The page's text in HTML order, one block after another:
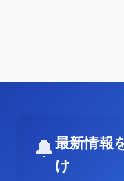
🔔最新情報
け